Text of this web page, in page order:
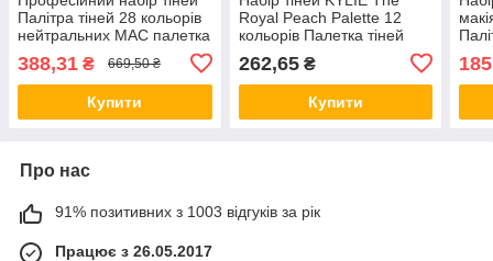
Палітра тіней 28 кольорів
нейтральних MAC палетка
388,31 ₴ 669,50 ₴
Купити
Royal Peach Palette 12
кольорів Палетка тіней
262,65₴
Купити
Про нас
91% позитивних з 1003 відгуків за рік
Працює з 26.05.2017